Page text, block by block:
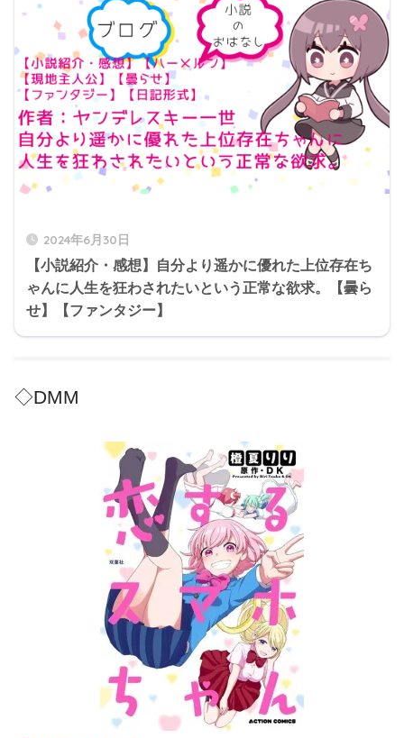
2024年6月30日
【小説紹介・感想】自分より遥かに優れた上位存在ち
ゃんに人生を狂わされたいという正常な欲求。【曇ら
せ】【ファンタジー】
◇DMM